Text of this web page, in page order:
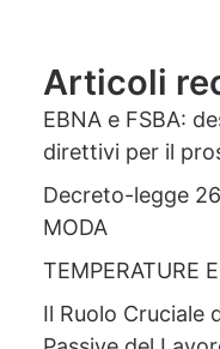
Articoli
EBNA e FSBA:
direttivi per il
Decreto-legge
MODA
TEMPERATURE
Il Ruolo Cruciale